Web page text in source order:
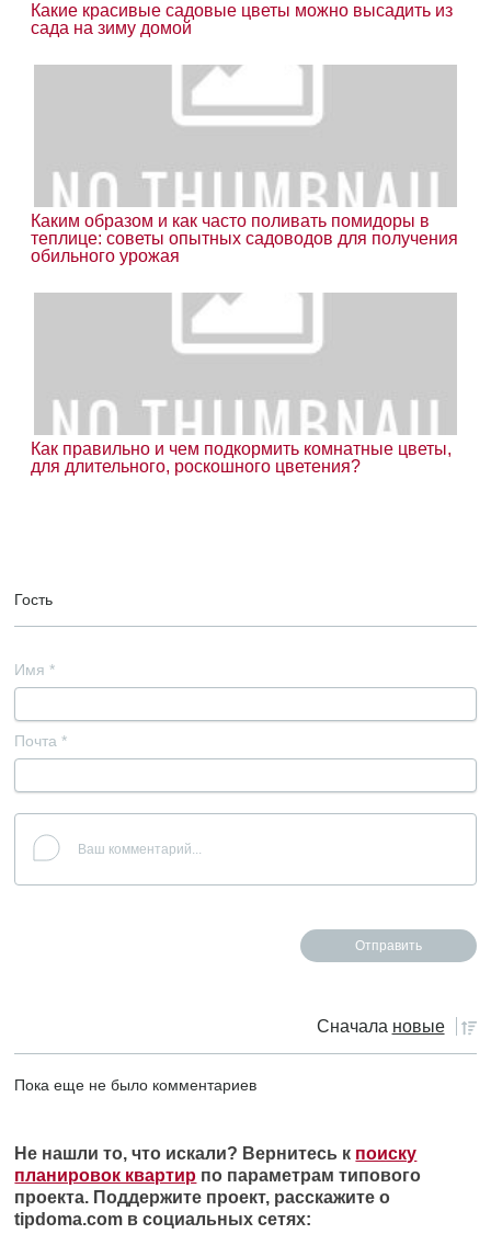
Какие красивые садовые цветы можно высадить из
сада на зиму домой
Каким образом и как часто поливать помидоры в
теплице: советы опытных садоводов для получения
обильного урожая
Как правильно и чем подкормить комнатные цветы,
для длительного, роскошного цветения?
Гость
Имя *
Почта *
Сначала новые
Пока еще не было комментариев
Не нашли то, что искали? Вернитесь к поиску
планировок квартир по параметрам типового
проекта. Поддержите проект, расскажите о
tipdoma.com в социальных сетях: